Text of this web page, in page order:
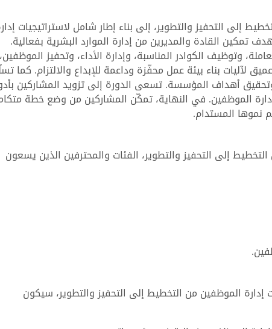
إلى التحفيز والتطوير، إلى بناء إطار شامل لاستراتيجيات
تمكين القادة والمديرين من إدارة الموارد البشرية بفعالية.
وتوظيف الكوادر المناسبة، وإدارة الأداء، وتحفيز الموظفين،
لآليات بناء بيئة عمل محفّزة وداعمة للإبداع والالتزام. كما
أهداف المؤسسة. تسعى الدورة إلى تزويد المشاركين
الموظفين. في النهاية، تمكّن المشاركين من وضع خطة
نموها المستدام.
إلى التحفيز والتطوير، الفئات والمحترفين الذين يسعون
إدارة الموظفين من التخطيط إلى التحفيز والتطوير، سيكون